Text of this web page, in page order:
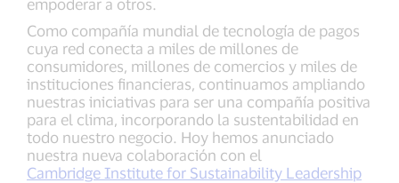
empoderar a otros.
Como compañía mundial de tecnología de pagos
cuya red conecta a miles de millones de
consumidores, millones de comercios y miles de
instituciones financieras, continuamos ampliando
nuestras iniciativas para ser una compañía positiva
para el clima, incorporando la sustentabilidad en
todo nuestro negocio. Hoy hemos anunciado
nuestra nueva colaboración con el
Cambridge Institute for Sustainability Leadership